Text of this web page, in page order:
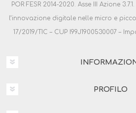
POR FESR 2014-2020. Asse III Azione
l’innovazione digitale nelle micro e
17/2019/TIC – CUP I99J1900530007 –
PROFILO